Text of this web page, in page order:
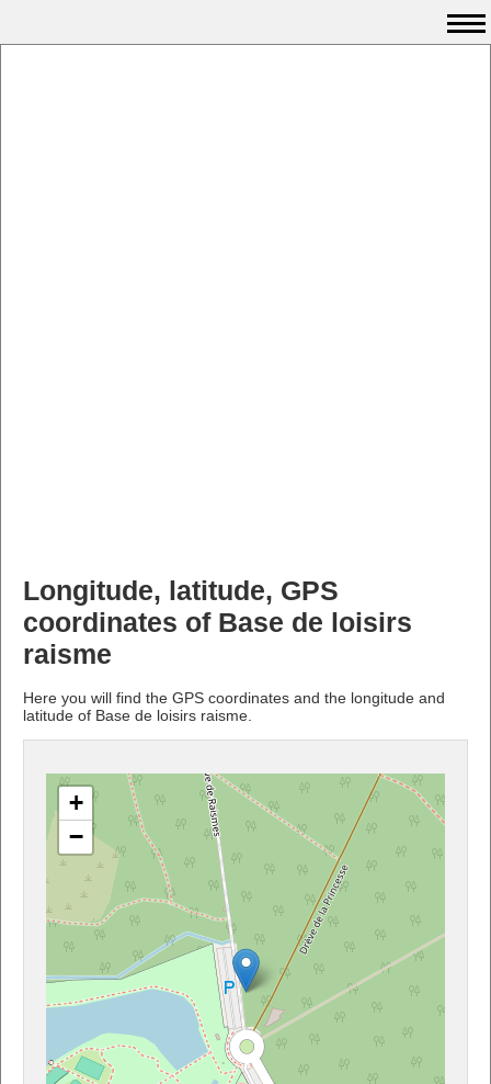
Longitude, latitude, GPS
coordinates of Base de loisirs
raisme
Here you will find the GPS coordinates and the longitude and
latitude of Base de loisirs raisme.
+
−